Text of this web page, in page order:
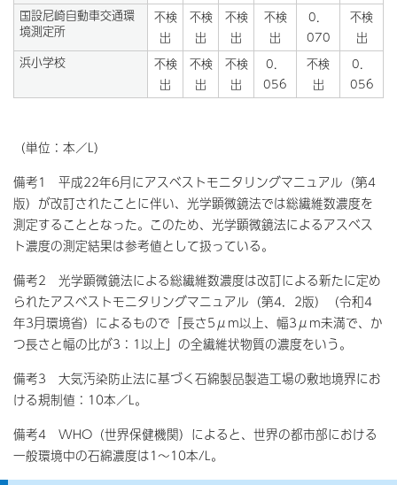
国設尼崎自動車交通環
境測定所
不検
出
不検
出
不検
出
不検
出
0．
070
不検
出
浜小学校
不検
出
不検
出
不検
出
0．
056
不検
出
0．
056
（単位：本／L）
備考1 平成22年6月にアスベストモニタリングマニュアル（第4
版）が改訂されたことに伴い、光学顕微鏡法では総繊維数濃度を
測定することとなった。このため、光学顕微鏡法によるアスベス
ト濃度の測定結果は参考値として扱っている。
備考2 光学顕微鏡法による総繊維数濃度は改訂による新たに定め
られたアスベストモニタリングマニュアル（第4．2版）（令和4
年3月環境省）によるもので「長さ5μm以上、幅3μm未満で、か
つ長さと幅の比が3：1以上」の全繊維状物質の濃度をいう。
備考3 大気汚染防止法に基づく石綿製品製造工場の敷地境界にお
ける規制値：10本／L。
備考4 WHO（世界保健機関）によると、世界の都市部における
一般環境中の石綿濃度は1～10本/L。